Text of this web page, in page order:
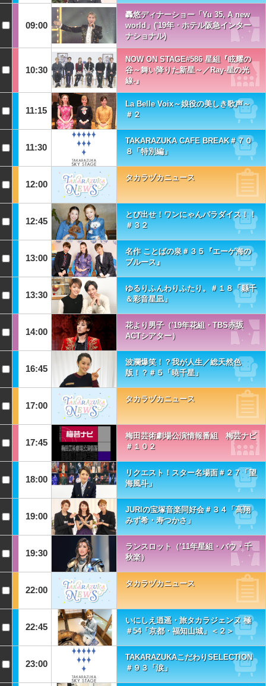
09:00
轟悠ディナーショー「Yu 35, A new
world」('19年・ホテル阪急インター
ナショナル)
10:30
NOW ON STAGE#586 星組『眩耀の
谷～舞い降りた新星～／Ray-星の光
線-』
11:15
La Belle Voix～娘役の美しき歌声～
＃２
11:30
TAKARAZUKA CAFE BREAK＃７０
８「特別編」
12:00
タカラヅカニュース
12:45
とび出せ！ワンにゃんパラダイス！！
＃３２
13:00
名作 ことばの泉＃３５『エーゲ海の
ブルース』
13:30
ゆるりふんわりふたり。＃１８「縣千
＆彩音星凪」
14:00
花より男子（'19年花組・TBS赤坂
ACTシアター）
16:45
波瀾爆笑！？我が人生／総天然色
版！？＃５「暁千星」
17:00
タカラヅカニュース
17:45
梅田芸術劇場公演情報番組 梅芸ナビ
＃１０２
18:00
リクエスト！スター名場面＃２７「望
海風斗」
19:00
JURIの宝塚音楽同好会＃３４「高翔
みず希・寿つかさ」
19:30
ランスロット（’11年星組・バウ・千
秋楽）
22:00
タカラヅカニュース
22:45
いにしえ逍遥・旅タカラジェンヌ 極
＃54「京都・福知山城」＜２＞
23:00
TAKARAZUKAこだわりSELECTION
＃９３「涙」